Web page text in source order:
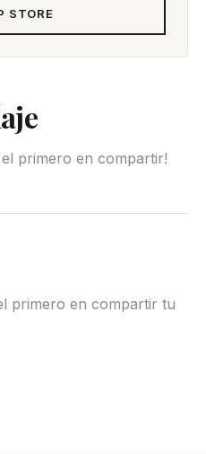
STORE
primero en compartir!
primero en compartir tu